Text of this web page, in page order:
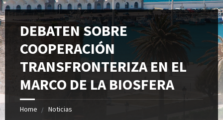
DEBATEN SOBRE
COOPERACIÓN
TRANSFRONTERIZA EN EL
MARCO DE LA BIOSFERA
Home Noticias